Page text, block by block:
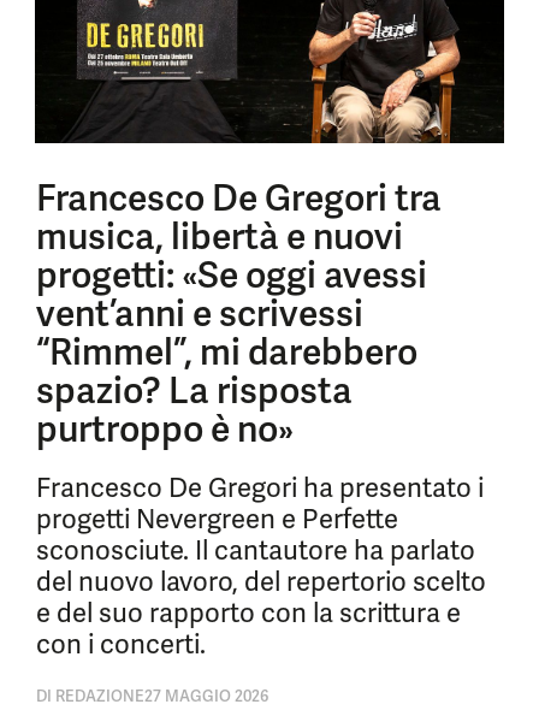
Francesco De Gregori tra
musica, libertà e nuovi
progetti: «Se oggi avessi
vent’anni e scrivessi
“Rimmel”, mi darebbero
spazio? La risposta
purtroppo è no»
Francesco De Gregori ha presentato i
progetti Nevergreen e Perfette
sconosciute. Il cantautore ha parlato
del nuovo lavoro, del repertorio scelto
e del suo rapporto con la scrittura e
con i concerti.
DI REDAZIONE27 MAGGIO 2026